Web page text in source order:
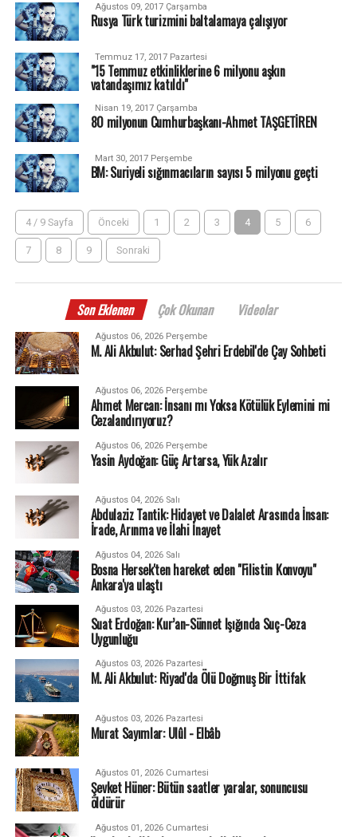
Ağustos 09, 2017 Çarşamba
Rusya Türk turizmini baltalamaya çalışıyor
Temmuz 17, 2017 Pazartesi
"15 Temmuz etkinliklerine 6 milyonu aşkın
vatandaşımız katıldı"
Nisan 19, 2017 Çarşamba
80 milyonun Cumhurbaşkanı-Ahmet TAŞGETİREN
Mart 30, 2017 Perşembe
BM: Suriyeli sığınmacıların sayısı 5 milyonu geçti
4 / 9 Sayfa Önceki 1 2 3 4 5 6
7 8 9 Sonraki
Son Eklenen Çok Okunan Videolar
Ağustos 06, 2026 Perşembe
M. Ali Akbulut: Serhad Şehri Erdebil'de Çay Sohbeti
Ağustos 06, 2026 Perşembe
Ahmet Mercan: İnsanı mı Yoksa Kötülük Eylemini mi
Cezalandırıyoruz?
Ağustos 06, 2026 Perşembe
Yasin Aydoğan: Güç Artarsa, Yük Azalır
Ağustos 04, 2026 Salı
Abdulaziz Tantik: Hidayet ve Dalalet Arasında İnsan:
İrade, Arınma ve İlahi İnayet
Ağustos 04, 2026 Salı
Bosna Hersek'ten hareket eden "Filistin Konvoyu"
Ankara'ya ulaştı
Ağustos 03, 2026 Pazartesi
Suat Erdoğan: Kur’an-Sünnet Işığında Suç-Ceza
Uygunluğu
Ağustos 03, 2026 Pazartesi
M. Ali Akbulut: Riyad'da Ölü Doğmuş Bir İttifak
Ağustos 03, 2026 Pazartesi
Murat Sayımlar: Ulûl - Elbâb
Ağustos 01, 2026 Cumartesi
Şevket Hüner: Bütün saatler yaralar, sonuncusu
öldürür
Ağustos 01, 2026 Cumartesi